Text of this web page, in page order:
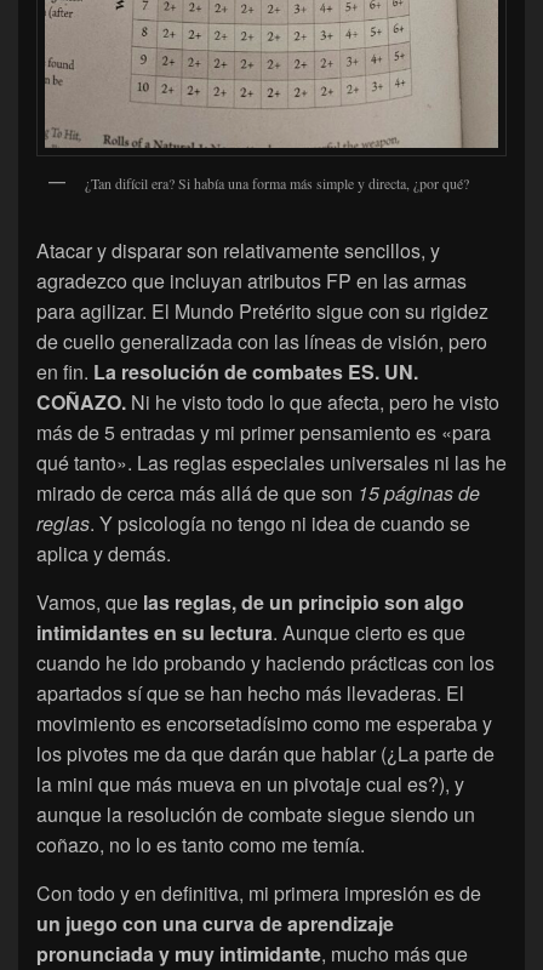
¿Tan difícil era? Si había una forma más simple y directa, ¿por qué?
Atacar y disparar son relativamente sencillos, y
agradezco que incluyan atributos FP en las armas
para agilizar. El Mundo Pretérito sigue con su rigidez
de cuello generalizada con las líneas de visión, pero
en fin. La resolución de combates ES. UN.
COÑAZO. Ni he visto todo lo que afecta, pero he visto
más de 5 entradas y mi primer pensamiento es «para
qué tanto». Las reglas especiales universales ni las he
mirado de cerca más allá de que son 15 páginas de
reglas. Y psicología no tengo ni idea de cuando se
aplica y demás.
Vamos, que las reglas, de un principio son algo
intimidantes en su lectura. Aunque cierto es que
cuando he ido probando y haciendo prácticas con los
apartados sí que se han hecho más llevaderas. El
movimiento es encorsetadísimo como me esperaba y
los pivotes me da que darán que hablar (¿La parte de
la mini que más mueva en un pivotaje cual es?), y
aunque la resolución de combate siegue siendo un
coñazo, no lo es tanto como me temía.
Con todo y en definitiva, mi primera impresión es de
un juego con una curva de aprendizaje
pronunciada y muy intimidante, mucho más que